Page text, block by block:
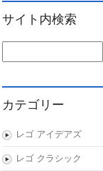
サイト内検索
カテゴリー
レゴ アイデアズ
レゴ クラシック